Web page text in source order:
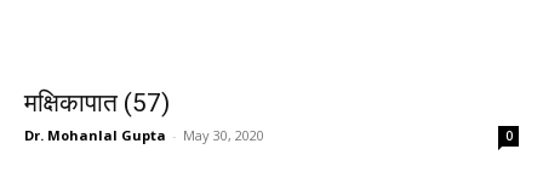
मक्षिकापात (57)
Dr. Mohanlal Gupta - May 30, 2020 0